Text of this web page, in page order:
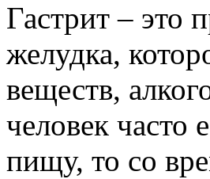
Гастрит – это
желудка,
веществ,
человек
пищу, то со